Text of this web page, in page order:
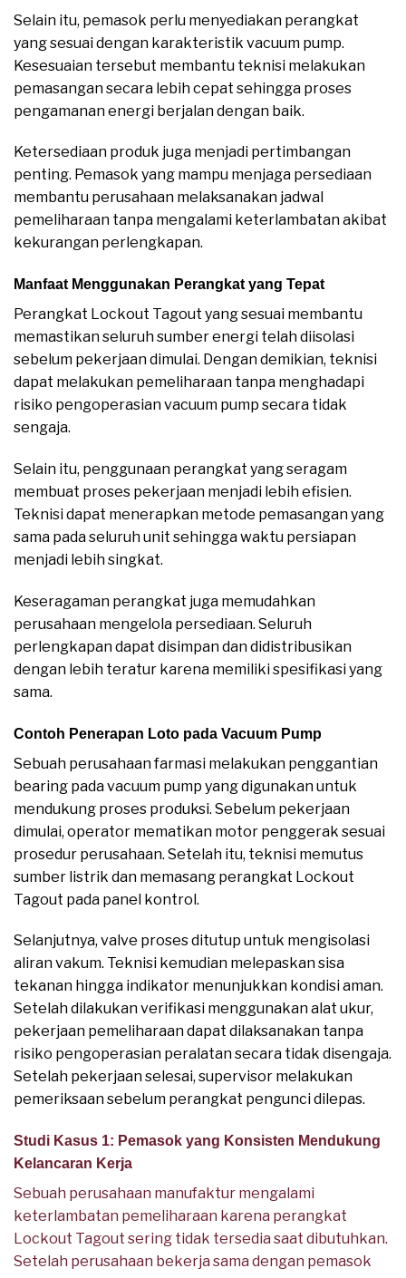
Selain itu, pemasok perlu menyediakan perangkat
yang sesuai dengan karakteristik vacuum pump.
Kesesuaian tersebut membantu teknisi melakukan
pemasangan secara lebih cepat sehingga proses
pengamanan energi berjalan dengan baik.
Ketersediaan produk juga menjadi pertimbangan
penting. Pemasok yang mampu menjaga persediaan
membantu perusahaan melaksanakan jadwal
pemeliharaan tanpa mengalami keterlambatan akibat
kekurangan perlengkapan.
Manfaat Menggunakan Perangkat yang Tepat
Perangkat Lockout Tagout yang sesuai membantu
memastikan seluruh sumber energi telah diisolasi
sebelum pekerjaan dimulai. Dengan demikian, teknisi
dapat melakukan pemeliharaan tanpa menghadapi
risiko pengoperasian vacuum pump secara tidak
sengaja.
Selain itu, penggunaan perangkat yang seragam
membuat proses pekerjaan menjadi lebih efisien.
Teknisi dapat menerapkan metode pemasangan yang
sama pada seluruh unit sehingga waktu persiapan
menjadi lebih singkat.
Keseragaman perangkat juga memudahkan
perusahaan mengelola persediaan. Seluruh
perlengkapan dapat disimpan dan didistribusikan
dengan lebih teratur karena memiliki spesifikasi yang
sama.
Contoh Penerapan Loto pada Vacuum Pump
Sebuah perusahaan farmasi melakukan penggantian
bearing pada vacuum pump yang digunakan untuk
mendukung proses produksi. Sebelum pekerjaan
dimulai, operator mematikan motor penggerak sesuai
prosedur perusahaan. Setelah itu, teknisi memutus
sumber listrik dan memasang perangkat Lockout
Tagout pada panel kontrol.
Selanjutnya, valve proses ditutup untuk mengisolasi
aliran vakum. Teknisi kemudian melepaskan sisa
tekanan hingga indikator menunjukkan kondisi aman.
Setelah dilakukan verifikasi menggunakan alat ukur,
pekerjaan pemeliharaan dapat dilaksanakan tanpa
risiko pengoperasian peralatan secara tidak disengaja.
Setelah pekerjaan selesai, supervisor melakukan
pemeriksaan sebelum perangkat pengunci dilepas.
Studi Kasus 1: Pemasok yang Konsisten Mendukung
Kelancaran Kerja
Sebuah perusahaan manufaktur mengalami
keterlambatan pemeliharaan karena perangkat
Lockout Tagout sering tidak tersedia saat dibutuhkan.
Setelah perusahaan bekerja sama dengan pemasok